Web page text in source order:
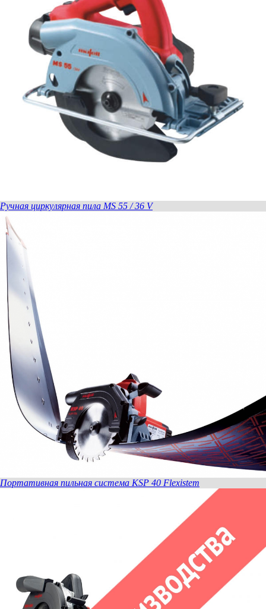
Ручная циркулярная пила MS 55 / 36 V
Портативная пильная система KSP 40 Flexistem